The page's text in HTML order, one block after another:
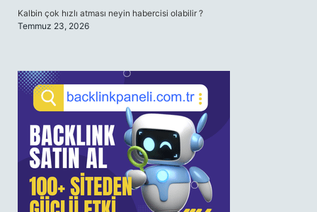
Kalbin çok hızlı atması neyin habercisi olabilir ?
Temmuz 23, 2026